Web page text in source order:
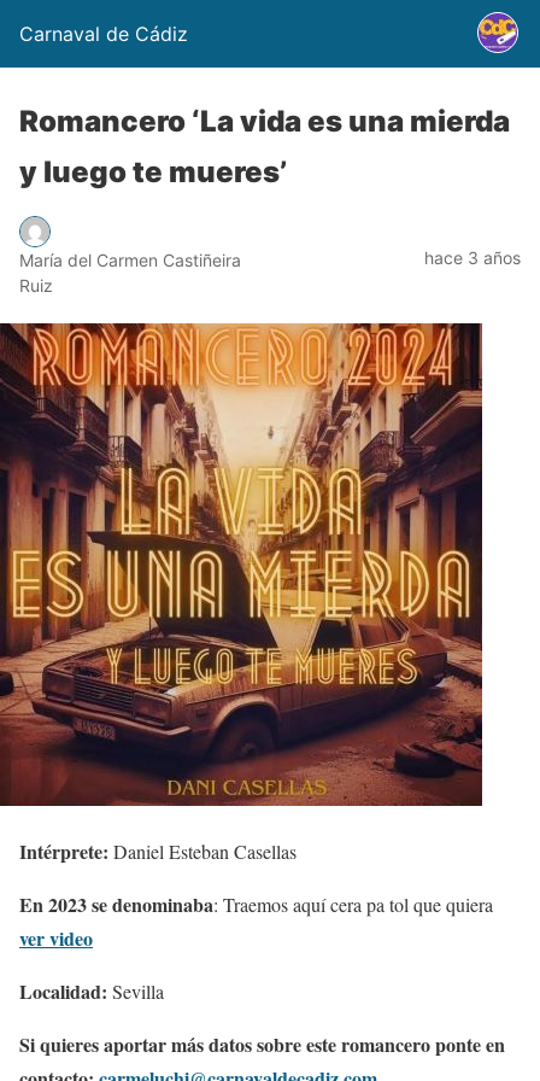
Carnaval de Cádiz
Romancero ‘La vida es una mierda
y luego te mueres’
María del Carmen Castiñeira
Ruiz
hace 3 años
Intérprete: Daniel Esteban Casellas
En 2023 se denominaba: Traemos aquí cera pa tol que quiera
ver video
Localidad: Sevilla
Si quieres aportar más datos sobre este romancero ponte en